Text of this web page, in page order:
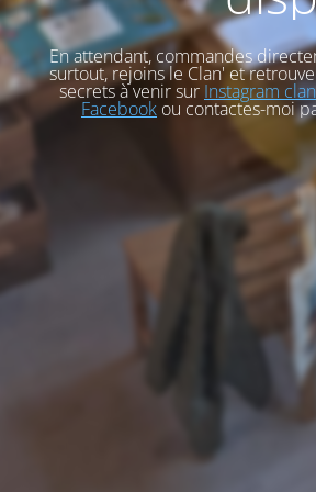
En attendant, commandes
surtout, rejoins le Clan' et
secrets à venir sur Instagram
Facebook ou contactes-moi